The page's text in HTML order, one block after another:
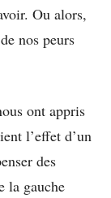
Ou alors,
nos peurs
ont appris
l’effet d’un
des
la gauche